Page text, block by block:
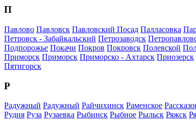
П
Павлово Павловск Павловский Посад Палласовка
Петровск - Забайкальский Петрозаводск
Подпорожье Покачи Покров Покровск Полевской
Приморск Приморск Приморско - Ахтарск Приозерск
Пятигорск
Р
Радужный Радужный Райчихинск Раменское
Рудня Руза Рузаевка Рыбинск Рыбное Рыльск Ряжск